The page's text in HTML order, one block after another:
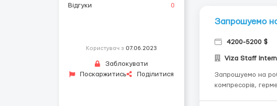
Відгуки
0
Користувач з 07.06.2023
Заблокувати
Поскаржитись
Поділитися
Запрошуемо
4200-5200 $
Viza Staff
Запрошуемо на роботу!! AIRCOM AUTOMOTIV
компресорів,